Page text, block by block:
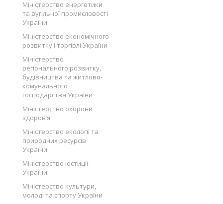
Міністерство енергетики
та вугільної промисловості
України
Міністерство економічного
розвитку і торгівлі України
Міністерство
регіонального розвитку,
будівництва та житлово-
комунального
господарства України
Міністерство охорони
здоров’я
Міністерство екології та
природних ресурсів
України
Міністерство юстиції
України
Міністерство культури,
молоді та спорту України